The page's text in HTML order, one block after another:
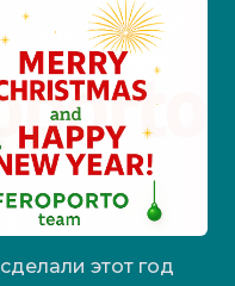
сделали этот год